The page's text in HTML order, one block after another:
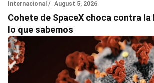
Internacional / August 5, 2026
Cohete de SpaceX choca contra la
lo que sabemos